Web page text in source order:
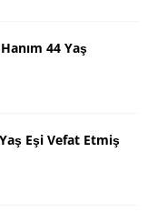
44 Yaş
Eşi Vefat Etmiş